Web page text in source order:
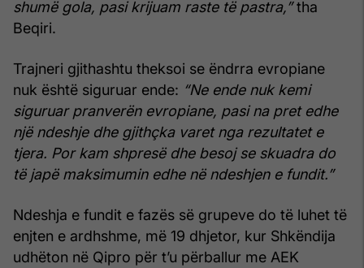
shumë gola, pasi krijuam raste të pastra,”tha
Beqiri.
Trajneri gjithashtu theksoi se ëndrra evropiane
nuk është siguruar ende: “Ne ende nuk kemi
siguruar pranverën evropiane, pasi na pret edhe
një ndeshje dhe gjithçka varet nga rezultatet e
tjera. Por kam shpresë dhe besoj se skuadra do
të japë maksimumin edhe në ndeshjen e fundit.”
Ndeshja e fundit e fazës së grupeve do të luhet të
enjten e ardhshme, më 19 dhjetor, kur Shkëndija
udhëton në Qipro për t’u përballur me AEK